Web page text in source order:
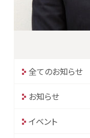
全てのお知らせ
お知らせ
イベント